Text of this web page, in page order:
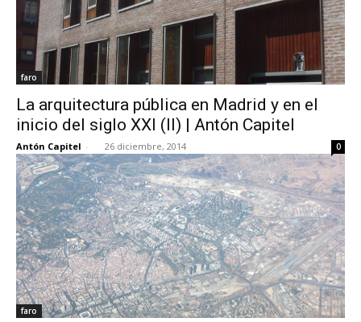
faro
La arquitectura pública en Madrid y en el
inicio del siglo XXI (II) | Antón Capitel
Antón Capitel - 26 diciembre, 2014 0
faro